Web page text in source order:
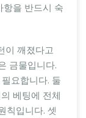
항을 반드시 숙
이 깨졌다고
금물입니다.
요합니다. 둘
베팅에 전체
칙입니다. 셋